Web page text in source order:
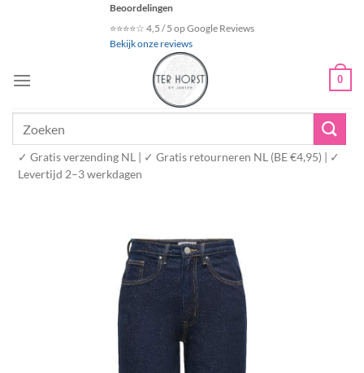
Beoordelingen
⭐⭐⭐⭐☆ 4,5 / 5 op Google Reviews
Bekijk onze reviews
0
✓ Gratis verzending NL | ✓ Gratis retourneren NL (BE €4,95) | ✓
Levertijd 2–3 werkdagen